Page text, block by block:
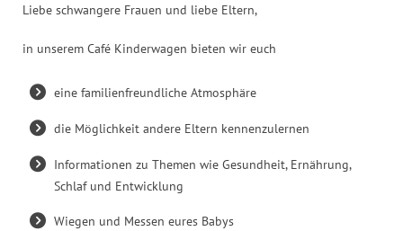
Liebe schwangere Frauen und liebe Eltern,
in unserem Café Kinderwagen bieten wir euch
eine familienfreundliche Atmosphäre
die Möglichkeit andere Eltern kennenzulernen
Informationen zu Themen wie Gesundheit, Ernährung,
Schlaf und Entwicklung
Wiegen und Messen eures Babys